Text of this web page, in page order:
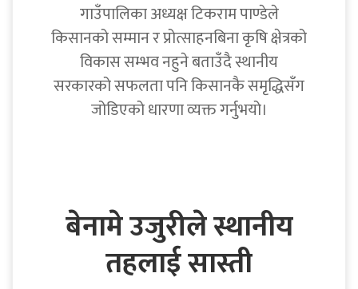
गाउँपालिका अध्यक्ष टिकराम पाण्डेले
किसानको सम्मान र प्रोत्साहनबिना कृषि क्षेत्रको
विकास सम्भव नहुने बताउँदै स्थानीय
सरकारको सफलता पनि किसानकै समृद्धिसँग
जोडिएको धारणा व्यक्त गर्नुभयो।
बेनामे उजुरीले स्थानीय
तहलाई सास्ती